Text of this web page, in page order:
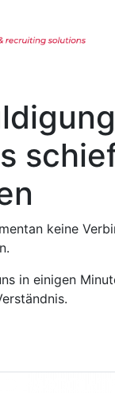
keine
in einigen